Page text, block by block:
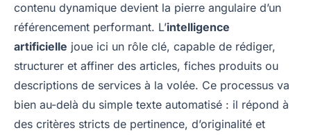
contenu dynamique devient la pierre angulaire d’un
référencement performant. L’intelligence
artificielle joue ici un rôle clé, capable de rédiger,
structurer et affiner des articles, fiches produits ou
descriptions de services à la volée. Ce processus va
bien au-delà du simple texte automatisé : il répond à
des critères stricts de pertinence, d’originalité et